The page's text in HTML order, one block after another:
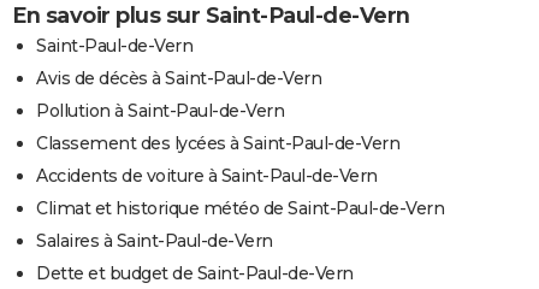
En savoir plus sur Saint-Paul-de-Vern
Saint-Paul-de-Vern
Avis de décès à Saint-Paul-de-Vern
Pollution à Saint-Paul-de-Vern
Classement des lycées à Saint-Paul-de-Vern
Accidents de voiture à Saint-Paul-de-Vern
Climat et historique météo de Saint-Paul-de-Vern
Salaires à Saint-Paul-de-Vern
Dette et budget de Saint-Paul-de-Vern